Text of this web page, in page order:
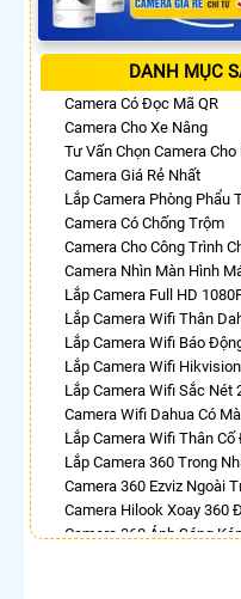
DANH MỤC
Camera Có Đọc Mã QR
Camera Cho Xe Nâng
Tư Vấn Chọn Camera
Camera Giá Rẻ Nhất
Lắp Camera Phòng Phẩu
Camera Có Chống Trộm
Camera Cho Công Trình
Camera Nhìn Màn Hình
Lắp Camera Full HD
Lắp Camera Wifi Thân
Lắp Camera Wifi Báo
Lắp Camera Wifi Hikvision
Lắp Camera Wifi Sắc Nét
Camera Wifi Dahua Có
Lắp Camera Wifi Thân Cố
Lắp Camera 360 Trong
Camera 360 Ezviz Ngoài
Camera Hilook Xoay 360
Camera 360 Ánh Sáng Kép